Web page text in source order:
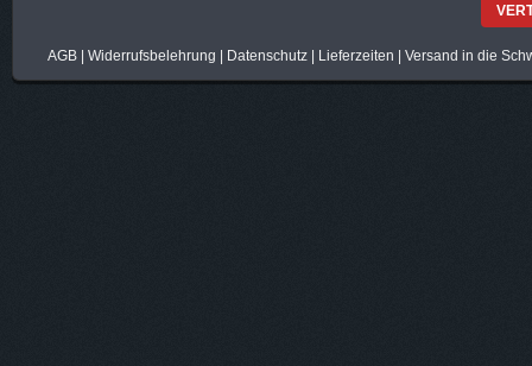
AGB| Widerrufsbelehrung Datenschutz| Lieferzeiten Versand in die